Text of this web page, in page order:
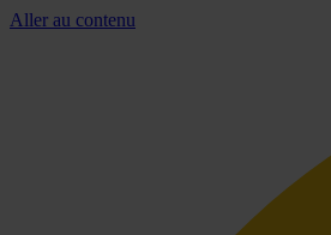
Aller au contenu